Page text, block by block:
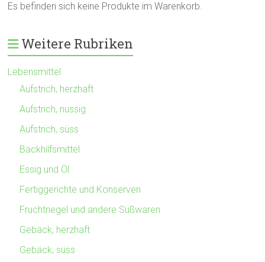
Es befinden sich keine Produkte im Warenkorb.
Weitere Rubriken
Lebensmittel
Aufstrich, herzhaft
Aufstrich, nussig
Aufstrich, süss
Backhilfsmittel
Essig und Öl
Fertiggerichte und Konserven
Fruchtriegel und andere Süßwaren
Gebäck, herzhaft
Gebäck, süss